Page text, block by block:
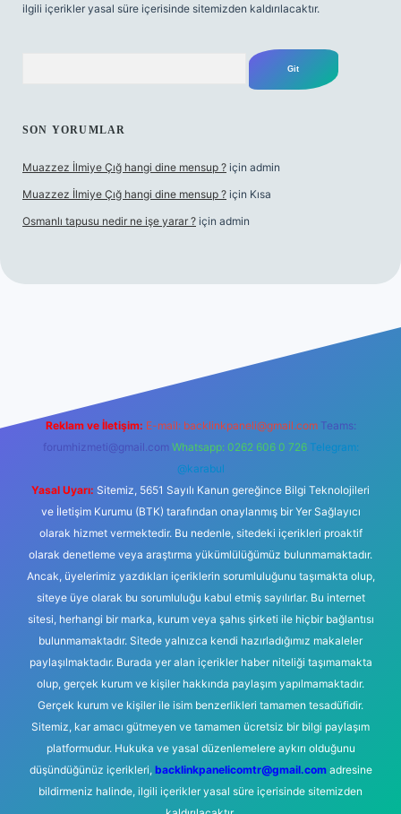
ilgili içerikler yasal süre içerisinde sitemizden kaldırılacaktır.
SON YORUMLAR
Muazzez İlmiye Çığ hangi dine mensup ? için admin
Muazzez İlmiye Çığ hangi dine mensup ? için Kısa
Osmanlı tapusu nedir ne işe yarar ? için admin
Reklam ve İletişim: E-mail: backlinkpaneli@gmail.com Teams:
forumhizmeti@gmail.com Whatsapp: 0262 606 0 726 Telegram:
@karabul
Yasal Uyarı: Sitemiz, 5651 Sayılı Kanun gereğince Bilgi Teknolojileri
ve İletişim Kurumu (BTK) tarafından onaylanmış bir Yer Sağlayıcı
olarak hizmet vermektedir. Bu nedenle, sitedeki içerikleri proaktif
olarak denetleme veya araştırma yükümlülüğümüz bulunmamaktadır.
Ancak, üyelerimiz yazdıkları içeriklerin sorumluluğunu taşımakta olup,
siteye üye olarak bu sorumluluğu kabul etmiş sayılırlar. Bu internet
sitesi, herhangi bir marka, kurum veya şahıs şirketi ile hiçbir bağlantısı
bulunmamaktadır. Sitede yalnızca kendi hazırladığımız makaleler
paylaşılmaktadır. Burada yer alan içerikler haber niteliği taşımamakta
olup, gerçek kurum ve kişiler hakkında paylaşım yapılmamaktadır.
Gerçek kurum ve kişiler ile isim benzerlikleri tamamen tesadüfidir.
Sitemiz, kar amacı gütmeyen ve tamamen ücretsiz bir bilgi paylaşım
platformudur. Hukuka ve yasal düzenlemelere aykırı olduğunu
düşündüğünüz içerikleri, backlinkpanelicomtr@gmail.comadresine
bildirmeniz halinde, ilgili içerikler yasal süre içerisinde sitemizden